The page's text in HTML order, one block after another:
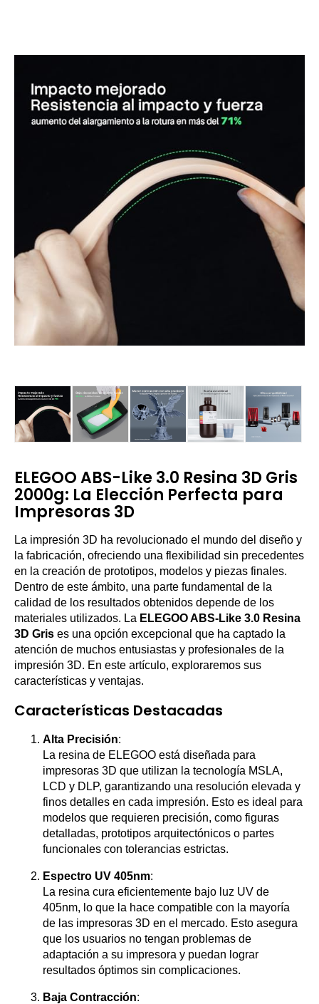
ELEGOO ABS-Like 3.0 Resina 3D Gris
2000g: La Elección Perfecta para
Impresoras 3D
La impresión 3D ha revolucionado el mundo del diseño y
la fabricación, ofreciendo una flexibilidad sin precedentes
en la creación de prototipos, modelos y piezas finales.
Dentro de este ámbito, una parte fundamental de la
calidad de los resultados obtenidos depende de los
materiales utilizados. La ELEGOO ABS-Like 3.0 Resina
3D Gris es una opción excepcional que ha captado la
atención de muchos entusiastas y profesionales de la
impresión 3D. En este artículo, exploraremos sus
características y ventajas.
Características Destacadas
Alta Precisión:
La resina de ELEGOO está diseñada para
impresoras 3D que utilizan la tecnología MSLA,
LCD y DLP, garantizando una resolución elevada y
finos detalles en cada impresión. Esto es ideal para
modelos que requieren precisión, como figuras
detalladas, prototipos arquitectónicos o partes
funcionales con tolerancias estrictas.
Espectro UV 405nm:
La resina cura eficientemente bajo luz UV de
405nm, lo que la hace compatible con la mayoría
de las impresoras 3D en el mercado. Esto asegura
que los usuarios no tengan problemas de
adaptación a su impresora y puedan lograr
resultados óptimos sin complicaciones.
Baja Contracción: